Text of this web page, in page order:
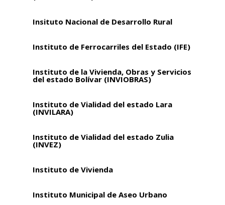
Insituto Nacional de Desarrollo Rural
Instituto de Ferrocarriles del Estado (IFE)
Instituto de la Vivienda, Obras y Servicios
del estado Bolívar (INVIOBRAS)
Instituto de Vialidad del estado Lara
(INVILARA)
Instituto de Vialidad del estado Zulia
(INVEZ)
Instituto de Vivienda
Instituto Municipal de Aseo Urbano